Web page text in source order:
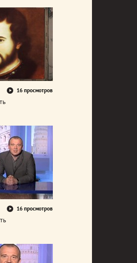
16 просмотров
16 просмотров